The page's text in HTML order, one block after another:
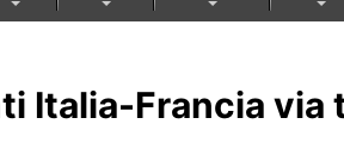
Italia-Francia